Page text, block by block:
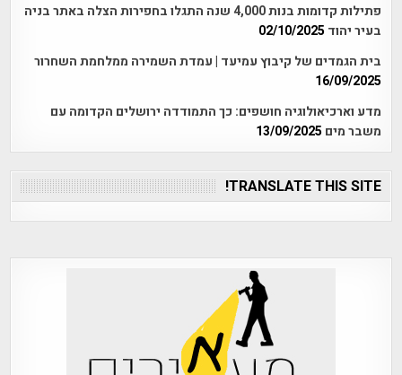
פתילות קדומות בנות 4,000 שנה התגלו בחפירות הצלה באתר בניה
בעיר יהוד 02/10/2025
בית הגמדים של קיבוץ עמיעד | עמדת השמירה ממלחמת השחרור
16/09/2025
מדע וארכיאולוגיה חושפים: כך התמודדה ירושלים הקדומה עם
משבר מים 13/09/2025
TRANSLATE THIS SITE!